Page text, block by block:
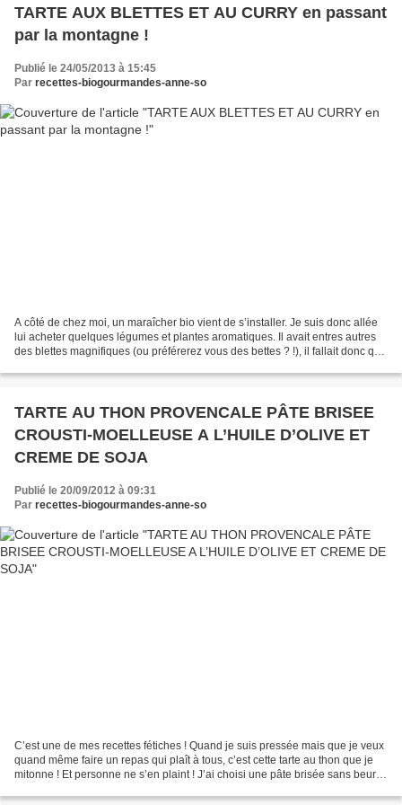
TARTE AUX BLETTES ET AU CURRY en passant
par la montagne !
Publié le 24/05/2013 à 15:45
Par recettes-biogourmandes-anne-so
A côté de chez moi, un maraîcher bio vient de s’installer. Je suis donc allée
lui acheter quelques légumes et plantes aromatiques. Il avait entres autres
des blettes magnifiques (ou préférerez vous des bettes ? !), il fallait donc que
TARTE AU THON PROVENCALE PÂTE BRISEE
CROUSTI-MOELLEUSE A L’HUILE D’OLIVE ET
CREME DE SOJA
Publié le 20/09/2012 à 09:31
Par recettes-biogourmandes-anne-so
C’est une de mes recettes fétiches ! Quand je suis pressée mais que je veux
quand même faire un repas qui plaît à tous, c’est cette tarte au thon que je
mitonne ! Et personne ne s’en plaint ! J’ai choisi une pâte brisée sans beurre